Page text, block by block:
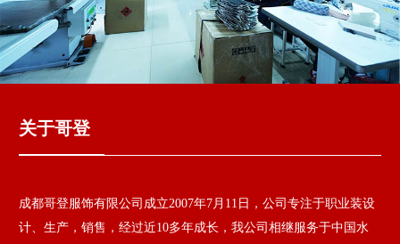
关于哥登
成都哥登服饰有限公司成立2007年7月11日，公司专注于职业装设
计、生产，销售，经过近10多年成长，我公司相继服务于中国水